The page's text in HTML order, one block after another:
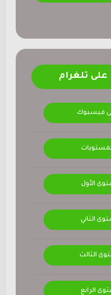
تلغرام
على فيسبوك
الأول
الثاني
الثالث
الرابع